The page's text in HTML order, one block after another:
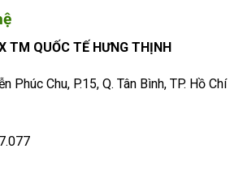
TM QUỐC TẾ HƯNG THỊNH
Phúc Chu, P.15, Q. Tân Bình, TP. Hồ Chí